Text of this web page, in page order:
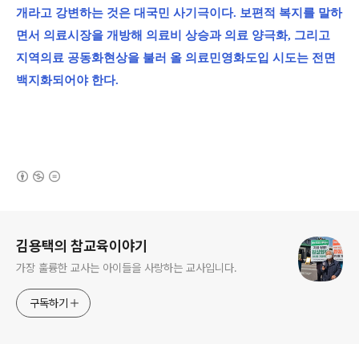
개라고 강변하는 것은 대국민 사기극이다. 보편적 복지를 말하
면서 의료시장을 개방해 의료비 상승과 의료 양극화, 그리고
지역의료 공동화현상을 불러 올 의료민영화도입 시도는 전면
백지화되어야 한다.
김용택의 참교육이야기
가장 훌륭한 교사는 아이들을 사랑하는 교사입니다.
구독하기